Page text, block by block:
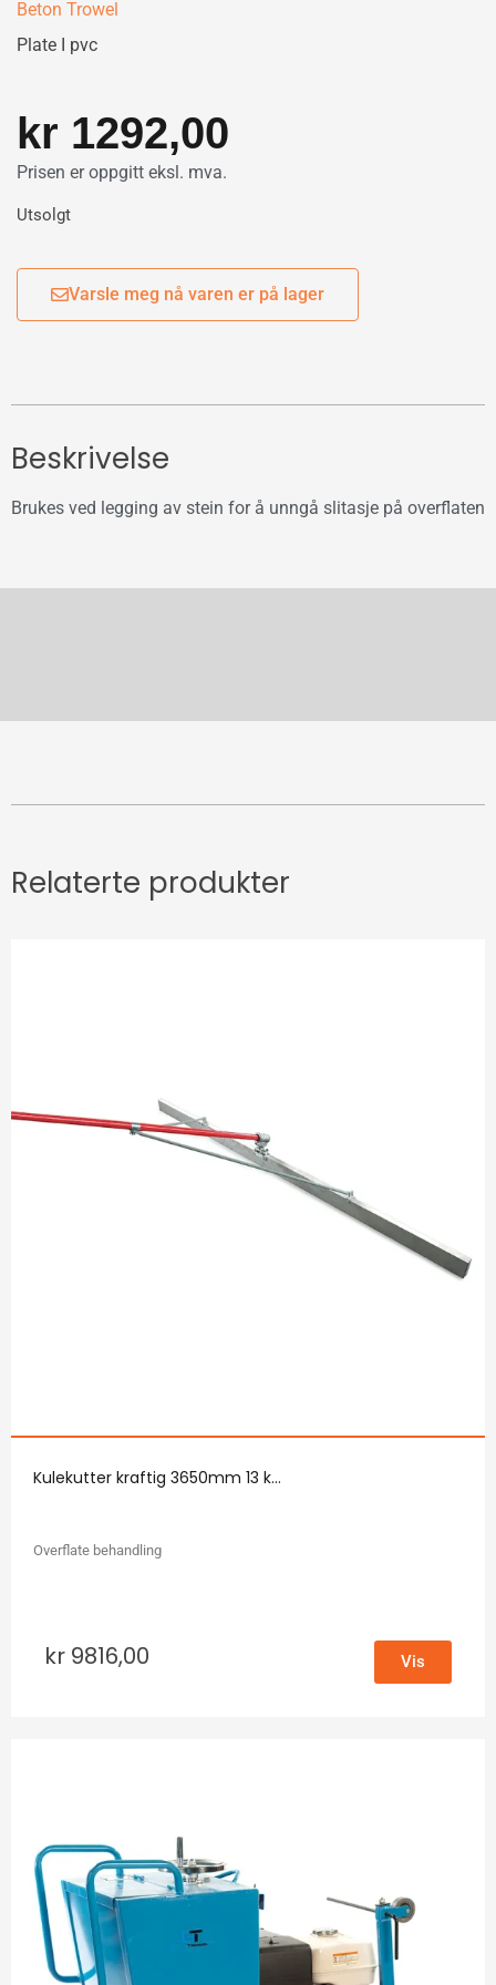
Beton Trowel
Plate I pvc
kr 1292,00
Prisen er oppgitt eksl. mva.
Utsolgt
Varsle meg nå varen er på lager
Beskrivelse
Brukes ved legging av stein for å unngå slitasje på overflaten
Relaterte produkter
Kulekutter kraftig 3650mm 13 k...
Overflate behandling
kr 9816,00 Vis